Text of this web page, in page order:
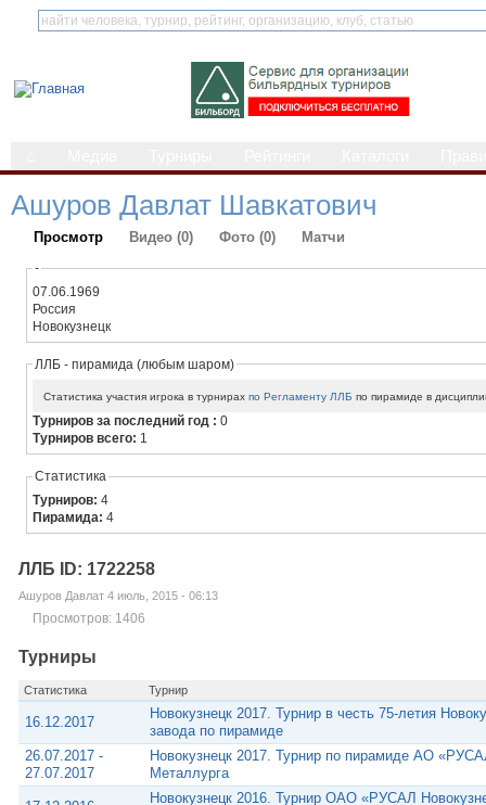
Ашуров Давлат Шавкатович
Просмотр Видео (0) Фото (0) Матчи
-
07.06.1969
Россия
Новокузнецк
ЛЛБ - пирамида (любым шаром)
Статистика участия игрока в турнирахпо Регламенту ЛЛБ по пирамиде в
Турниров за последний год :0
Турниров всего: 1
Статистика
Турниров:4
Пирамида:4
ЛЛБ ID: 1722258
Ашуров Давлат 4 июль, 2015 - 06:13
Просмотров: 1406
Турниры
Статистика Турнир
16.12.2017
Новокузнецк 2017. Турнир в честь 75-летия
завода по пирамиде
26.07.2017 -
27.07.2017
Новокузнецк 2017. Турнир по пирамиде АО
Металлурга
Новокузнецк 2016. Турнир ОАО «РУСАЛ